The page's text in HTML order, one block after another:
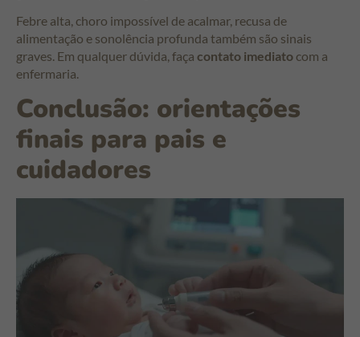
Febre alta, choro impossível de acalmar, recusa de
alimentação e sonolência profunda também são sinais
graves. Em qualquer dúvida, faça contato imediato com a
enfermaria.
Conclusão: orientações
finais para pais e
cuidadores